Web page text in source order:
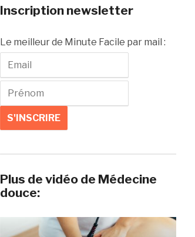
Inscription newsletter
Le meilleur de Minute Facile par mail :
Plus de vidéo de Médecine
douce: